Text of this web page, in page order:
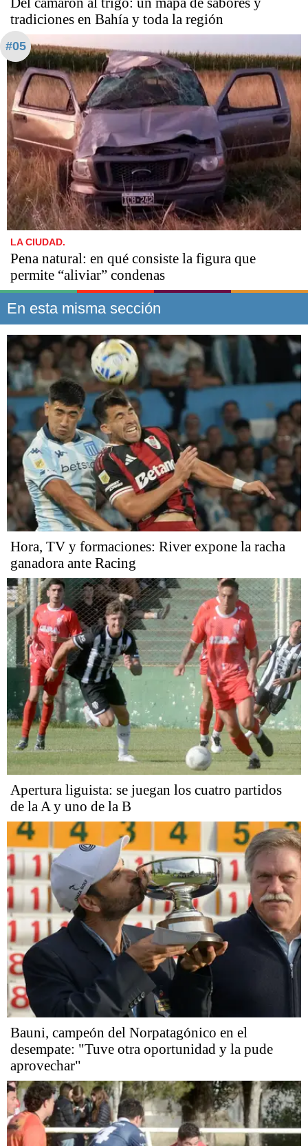
tradiciones en Bahía y toda la región
#05
LA CIUDAD.
Pena natural: en qué consiste la figura que
permite “aliviar” condenas
En esta misma sección
Hora, TV y formaciones: River expone la racha
ganadora ante Racing
Apertura liguista: se juegan los cuatro partidos
de la A y uno de la B
Bauni, campeón del Norpatagónico en el
desempate: "Tuve otra oportunidad y la pude
aprovechar"